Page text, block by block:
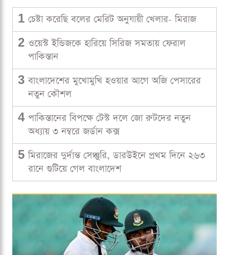
1 চেষ্টা করেছি বলের মেরিট অনুযায়ী খেলার- মিরাজ
2 ওয়েস্ট ইন্ডিজকে হারিয়ে সিরিজ সমতায় ফেরাল
পাকিস্তান
3 বাংলাদেশের মুখোমুখি হওয়ার আগে অজি পেসারের
নতুন কৌশল
4 পাকিস্তানের বিপক্ষে টেস্ট দলে জো রুটদের নতুন
অধ্যায় ৩ নম্বরে জর্ডান কক্স
5 মিরাজের দুর্দান্ত সেঞ্চুরি, ডারউইনে প্রথম দিনে ২৬৩
রানে গুটিয়ে গেল বাংলাদেশ